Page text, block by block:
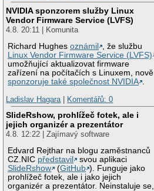
NVIDIA sponzorem služby Linux
Vendor Firmware Service (LVFS)
4.8. 20:11 | Komunita
Richard Hughesoznámil
, že službu
Linux Vendor Firmware Service (LVFS)
umožňující aktualizovat firmware
zařízení na počítačích s Linuxem, nově
sponzoruje také společnost NVIDIA .
Ladislav Hagara| Komentářů: 0
SlideRshow, prohlížeč fotek, ale i
jejich organizér a prezentátor
4.8. 12:22 | Zajímavý software
Edvard Rejthar na blogu zaměstnanců
CZ.NIC představil
svou aplikaci
SlideRshow
(GitHub ). Funguje jako
prohlížeč fotek, ale i jako jejich
organizér a prezentátor. Neinstaluje se,